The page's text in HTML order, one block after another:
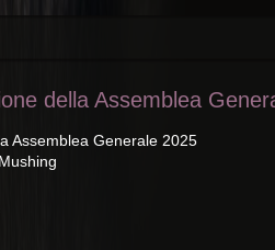
della Assemblea
Assemblea Generale 2025